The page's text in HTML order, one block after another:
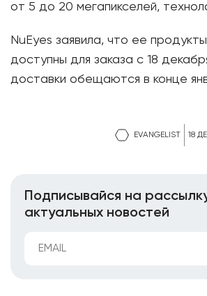
EVANGELIST 18
от 5 до 20 мегапикселей,
NuEyes заявила, что ее
доступны для заказа с 18
доставки обещаются в конце
Подписывайся на
актуальных новостей